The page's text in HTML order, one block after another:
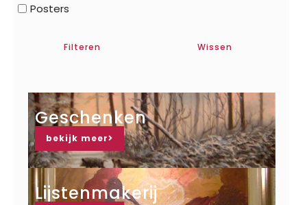
Posters
Filteren Wissen
Geschenken
bekijk meer
Lijstenmakerij